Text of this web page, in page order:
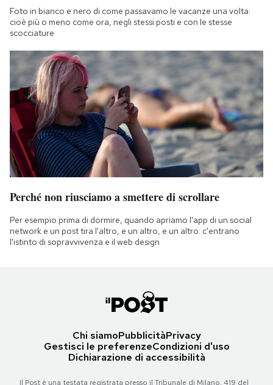
Foto in bianco e nero di come passavamo le vacanze una volta:
cioè più o meno come ora, negli stessi posti e con le stesse
scocciature
Perché non riusciamo a smettere di scrollare
Per esempio prima di dormire, quando apriamo l'app di un social
network e un post tira l'altro, e un altro, e un altro: c'entrano
l'istinto di sopravvivenza e il web design
Chi siamoPubblicitàPrivacy
Gestisci le preferenzeCondizioni d'uso
Dichiarazione di accessibilità
Il Post è una testata registrata presso il Tribunale di Milano, 419 del